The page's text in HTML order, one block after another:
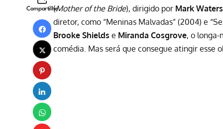
Compartilhe
(Mother of the Bride), dirigido por Mark Waters
diretor, como “Meninas Malvadas” (2004) e
Brooke Shields e Miranda Cosgrove, o
comédia. Mas será que consegue atingir esse